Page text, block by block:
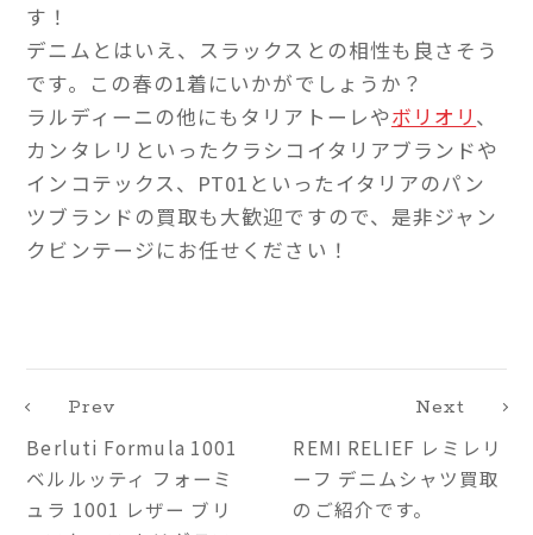
す！
デニムとはいえ、スラックスとの相性も良さそう
です。この春の1着にいかがでしょうか？
ラルディーニの他にもタリアトーレやボリオリ 、
カンタレリといったクラシコイタリアブランドや
インコテックス、PT01といったイタリアのパン
ツブランドの買取も大歓迎ですので、是非ジャン
クビンテージにお任せください！
Prev
Berluti Formula 1001
ベルルッティ フォーミ
ュラ 1001 レザー ブリ
Next
REMI RELIEF レミレリ
ーフ デニムシャツ買取
のご紹介です。